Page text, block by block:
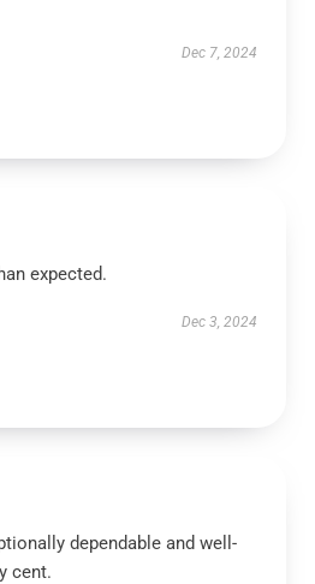
Dec 7, 2024
expected.
Dec 3, 2024
dependable and well-
cent.